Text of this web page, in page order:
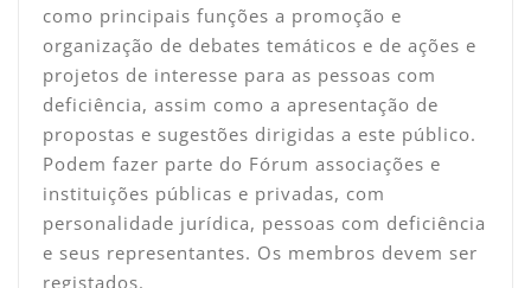
como principais funções a promoção e
organização de debates temáticos e de ações e
projetos de interesse para as pessoas com
deficiência, assim como a apresentação de
propostas e sugestões dirigidas a este público.
Podem fazer parte do Fórum associações e
instituições públicas e privadas, com
personalidade jurídica, pessoas com deficiência
e seus representantes. Os membros devem ser
registados.